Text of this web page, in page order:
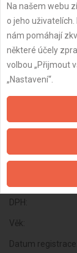
DPH:
Věk:
Datum registrace:
Na našem webu
o jeho
nám pomáhají
některé účely
volbou „Přijmout
„Nastavení“.